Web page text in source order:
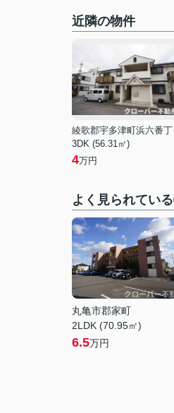
近隣の物件
綾歌郡宇多津町浜六番丁
3DK (56.31㎡)
4万円
よく見られてい
丸亀市郡家町
2LDK (70.95㎡)
6.5万円